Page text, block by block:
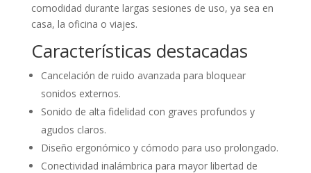
comodidad durante largas sesiones de uso, ya sea en
casa, la oficina o viajes.
Características destacadas
Cancelación de ruido avanzada para bloquear
sonidos externos.
Sonido de alta fidelidad con graves profundos y
agudos claros.
Diseño ergonómico y cómodo para uso prolongado.
Conectividad inalámbrica para mayor libertad de